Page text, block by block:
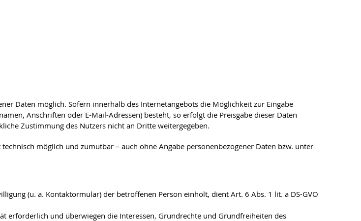
Daten möglich. Sofern innerhalb des Internetangebots die Möglichkeit zur Eingabe
Anschriften oder E-Mail-Adressen) besteht, so erfolgt die Preisgabe dieser Daten
Zustimmung des Nutzers nicht an Dritte weitergegeben.
möglich und zumutbar – auch ohne Angabe personenbezogener Daten bzw. unter
(u. a. Kontaktormular) der betroffenen Person einholt, dient Art. 6 Abs. 1 lit. a DS-GVO
erforderlich und überwiegen die Interessen, Grundrechte und Grundfreiheiten des